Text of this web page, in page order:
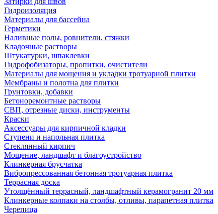
Гидроизоляция
Материалы для бассейна
Герметики
Наливные полы, ровнители, стяжки
Кладочные растворы
Штукатурки, шпаклевки
Гидрофобизаторы, пропитки, очистители
Материалы для мощения и укладки тротуарной плитки
Мембраны и полотна для плитки
Грунтовки, добавки
Бетоноремонтные растворы
СВП, отрезные диски, инструменты
Краски
Аксессуары для кирпичной кладки
Ступени и напольная плитка
Cтеклянный кирпич
Мощение, ландшафт и благоустройство
Клинкерная брусчатка
Вибропрессованная бетонная тротуарная плитка
Террасная доска
Утолщённый террасный, ландшафтный керамогранит 20 мм
Клинкерные колпаки на столбы, отливы, парапетная плитка
Черепица